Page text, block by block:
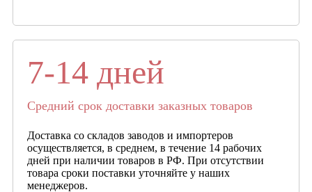
7-14 дней
Средний срок доставки заказных товаров
Доставка со складов заводов и импортеров
осуществляется, в среднем, в течение 14 рабочих
дней при наличии товаров в РФ. При отсутствии
товара сроки поставки уточняйте у наших
менеджеров.